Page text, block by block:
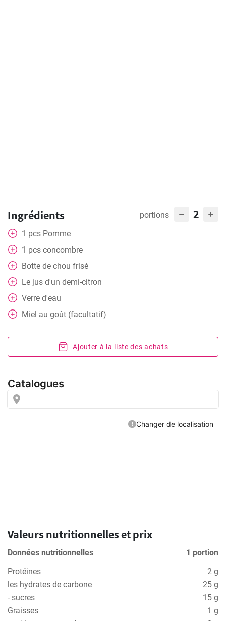
Ingrédients portions 2
1 pcs Pomme
1 pcs concombre
Botte de chou frisé
Le jus d'un demi-citron
Verre d'eau
Miel au goût (facultatif)
Ajouter à la liste des achats
Valeurs nutritionnelles et prix
Données nutritionnelles
1 portion
Protéines
2 g
les hydrates de carbone
25 g
- sucres
15 g
Graisses
1 g